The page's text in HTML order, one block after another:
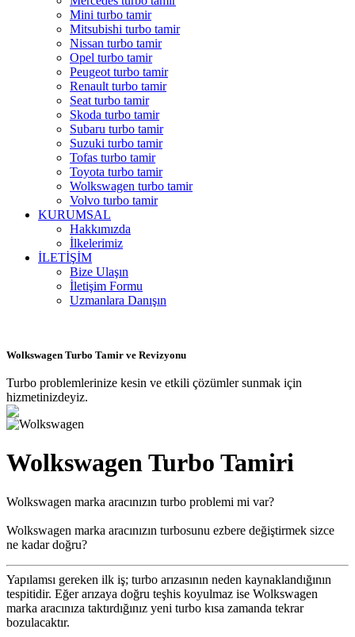
Mini turbo tamir
Mitsubishi turbo tamir
Nissan turbo tamir
Opel turbo tamir
Peugeot turbo tamir
Renault turbo tamir
Seat turbo tamir
Skoda turbo tamir
Subaru turbo tamir
Suzuki turbo tamir
Tofas turbo tamir
Toyota turbo tamir
Wolkswagen turbo tamir
Volvo turbo tamir
KURUMSAL
Hakkımızda
İlkelerimiz
İLETİŞİM
Bize Ulaşın
İletişim Formu
Uzmanlara Danışın
Wolkswagen Turbo Tamir ve Revizyonu
Turbo problemlerinize kesin ve etkili çözümler sunmak için
hizmetinizdeyiz.
Wolkswagen Turbo Tamiri
Wolkswagen marka aracınızın turbo problemi mi var?
Wolkswagen marka aracınızın turbosunu ezbere değiştirmek sizce
ne kadar doğru?
Yapılamsı gereken ilk iş; turbo arızasının neden kaynaklandığının
tespitidir. Eğer arızaya doğru teşhis koyulmaz ise Wolkswagen
marka aracınıza taktırdığınız yeni turbo kısa zamanda tekrar
bozulacaktır.